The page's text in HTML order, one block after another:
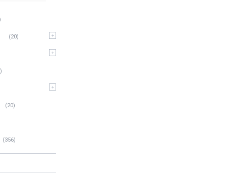
20
20
356